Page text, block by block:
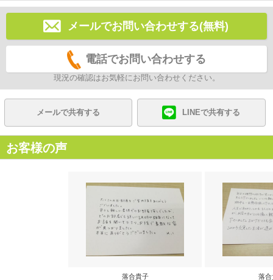
メールでお問い合わせする(無料)
電話でお問い合わせする
現況の確認はお気軽にお問い合わせください。
メールで共有する LINEで共有する
お客様の声
落合貴子 落合